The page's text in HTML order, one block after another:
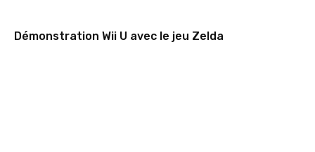
Démonstration Wii U avec le jeu Zelda